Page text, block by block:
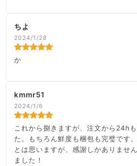
ちよ
2024/1/28
か
kmmr51
2024/1/6
これから捌きますが、注文から24h
た。もちろん鮮度も梱包も完璧です
とは思いますが、感謝しかありませ
ました！